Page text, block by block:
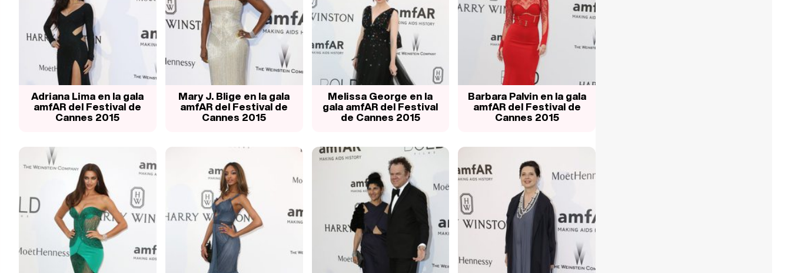
Adriana Lima en la gala
amfAR del Festival de
Cannes 2015
Mary J. Blige en la gala
amfAR del Festival de
Cannes 2015
Melissa George en la
gala amfAR del Festival
de Cannes 2015
Barbara Palvin en la gala
amfAR del Festival de
Cannes 2015